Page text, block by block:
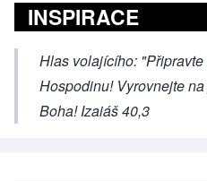
INSPIRACE
Hlas volajícího:
Hospodinu! Vyrovnejte
Boha! Izaiáš 40,3